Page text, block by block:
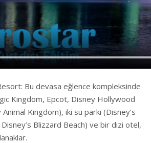
Bu devasa eğlence kompleksinde
Kingdom, Epcot, Disney Hollywood
Kingdom), iki su parkı (Disney’s
Blizzard Beach) ve bir dizi otel,